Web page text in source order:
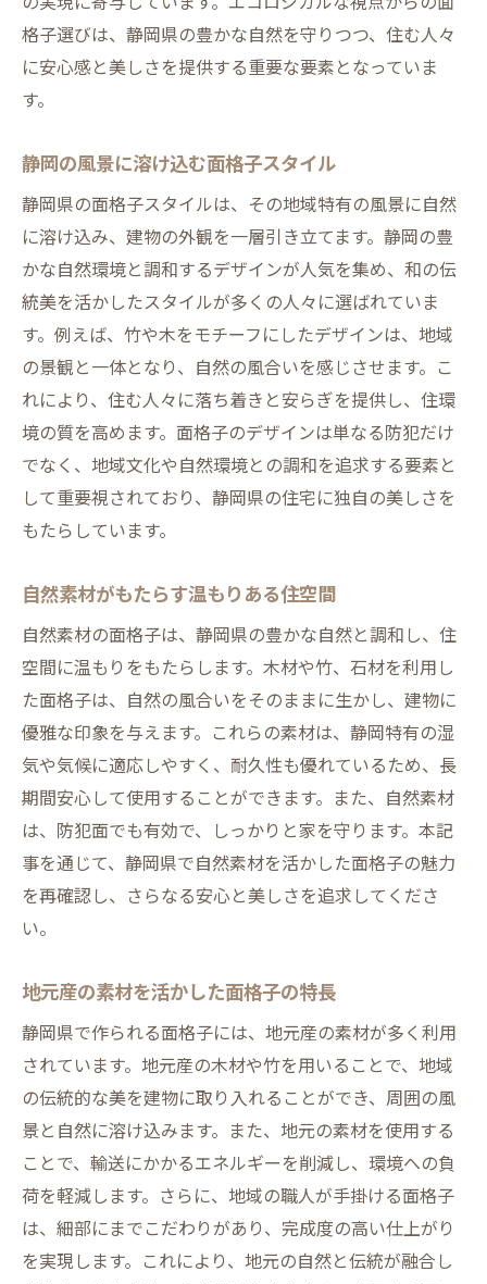
格子選びは、静岡県の豊かな自然を守りつつ、住む人々
に安心感と美しさを提供する重要な要素となっていま
す。
静岡の風景に溶け込む面格子スタイル
静岡県の面格子スタイルは、その地域特有の風景に自然
に溶け込み、建物の外観を一層引き立てます。静岡の豊
かな自然環境と調和するデザインが人気を集め、和の伝
統美を活かしたスタイルが多くの人々に選ばれていま
す。例えば、竹や木をモチーフにしたデザインは、地域
の景観と一体となり、自然の風合いを感じさせます。こ
れにより、住む人々に落ち着きと安らぎを提供し、住環
境の質を高めます。面格子のデザインは単なる防犯だけ
でなく、地域文化や自然環境との調和を追求する要素と
して重要視されており、静岡県の住宅に独自の美しさを
もたらしています。
自然素材がもたらす温もりある住空間
自然素材の面格子は、静岡県の豊かな自然と調和し、住
空間に温もりをもたらします。木材や竹、石材を利用し
た面格子は、自然の風合いをそのままに生かし、建物に
優雅な印象を与えます。これらの素材は、静岡特有の湿
気や気候に適応しやすく、耐久性も優れているため、長
期間安心して使用することができます。また、自然素材
は、防犯面でも有効で、しっかりと家を守ります。本記
事を通じて、静岡県で自然素材を活かした面格子の魅力
を再確認し、さらなる安心と美しさを追求してくださ
い。
地元産の素材を活かした面格子の特長
静岡県で作られる面格子には、地元産の素材が多く利用
されています。地元産の木材や竹を用いることで、地域
の伝統的な美を建物に取り入れることができ、周囲の風
景と自然に溶け込みます。また、地元の素材を使用する
ことで、輸送にかかるエネルギーを削減し、環境への負
荷を軽減します。さらに、地域の職人が手掛ける面格子
は、細部にまでこだわりがあり、完成度の高い仕上がり
を実現します。これにより、地元の自然と伝統が融合し